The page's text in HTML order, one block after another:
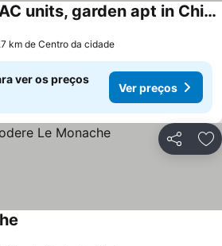
2 Br,1bath with 2 AC units, garden apt in Chianti!
km de Centro da cidade
ver os preços
Ver preços
Partilhar